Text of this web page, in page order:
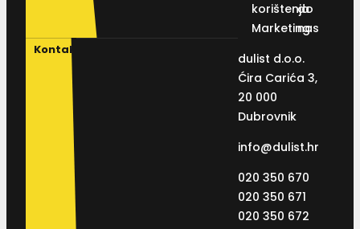
korištenja
Marketing
do
nas
Kontakt
dulist d.o.o.
Ćira Carića 3,
20 000
Dubrovnik
info@dulist.hr
020 350 670
020 350 671
020 350 672